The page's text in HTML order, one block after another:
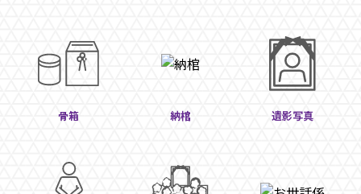
骨箱 納棺 遺影写真